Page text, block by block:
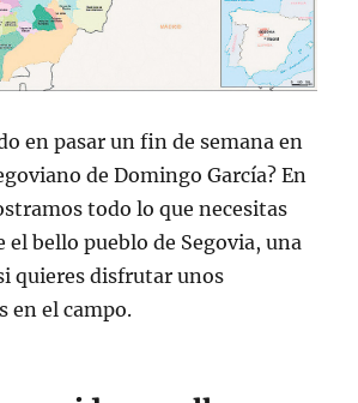
en pasar un fin de semana en
de Domingo García? En
todo lo que necesitas
el bello pueblo de Segovia, una
quieres disfrutar unos
en el campo.